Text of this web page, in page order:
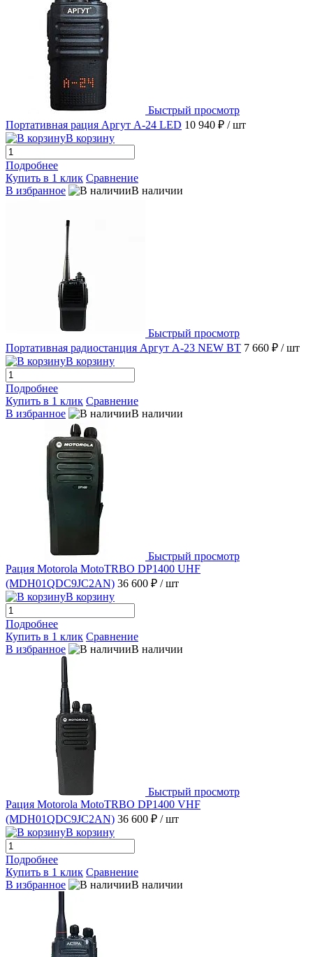
Быстрый просмотр
Портативная рация Аргут А-24 LED 10 940 ₽ / шт
В корзину
Подробнее
Купить в 1 клик Сравнение
В избранное
В наличии
Быстрый просмотр
Портативная радиостанция Аргут A-23 NEW BT 7 660 ₽ / шт
В корзину
Подробнее
Купить в 1 клик Сравнение
В избранное
В наличии
Быстрый просмотр
Рация Motorola MotoTRBO DP1400 UHF
(MDH01QDC9JC2AN) 36 600 ₽ / шт
В корзину
Подробнее
Купить в 1 клик Сравнение
В избранное
В наличии
Быстрый просмотр
Рация Motorola MotoTRBO DP1400 VHF
(MDH01QDC9JC2AN) 36 600 ₽ / шт
В корзину
Подробнее
Купить в 1 клик Сравнение
В избранное
В наличии